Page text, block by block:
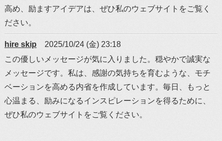
高め、励ますアイデアは、ぜひ私のウェブサイトをご覧く
ださい。
hire skip
2025/10/24 (金) 23:18
この優しいメッセージが気に入りました。穏やかで誠実な
メッセージです。私は、感謝の気持ちを育むような、モチ
ベーションを高める内省を作成しています。毎日、もっと
心温まる、励みになるインスピレーションを得るために、
ぜひ私のウェブサイトをご覧ください。